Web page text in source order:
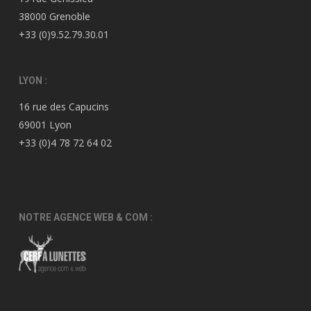
38000 Grenoble
+33 (0)9.52.79.30.01
LYON :
16 rue des Capucins
69001 Lyon
+33 (0)4 78 72 64 02
NOTRE AGENCE WEB & COM :